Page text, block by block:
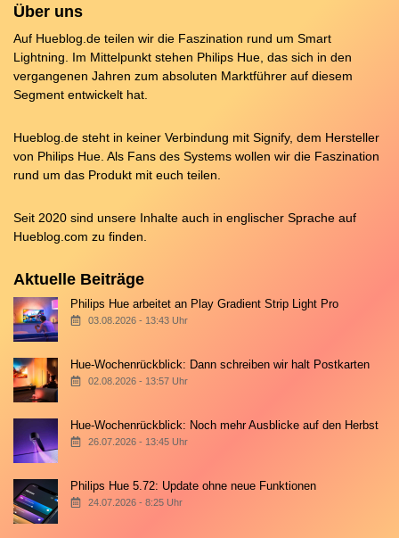
Über uns
Auf Hueblog.de teilen wir die Faszination rund um Smart
Lightning. Im Mittelpunkt stehen Philips Hue, das sich in den
vergangenen Jahren zum absoluten Marktführer auf diesem
Segment entwickelt hat.
Hueblog.de steht in keiner Verbindung mit Signify, dem Hersteller
von Philips Hue. Als Fans des Systems wollen wir die Faszination
rund um das Produkt mit euch teilen.
Seit 2020 sind unsere Inhalte auch in englischer Sprache auf
Hueblog.com zu finden.
Aktuelle Beiträge
Philips Hue arbeitet an Play Gradient Strip Light Pro
03.08.2026 - 13:43 Uhr
Hue-Wochenrückblick: Dann schreiben wir halt Postkarten
02.08.2026 - 13:57 Uhr
Hue-Wochenrückblick: Noch mehr Ausblicke auf den Herbst
26.07.2026 - 13:45 Uhr
Philips Hue 5.72: Update ohne neue Funktionen
24.07.2026 - 8:25 Uhr